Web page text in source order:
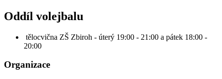
Oddíl volejbalu
tělocvična ZŠ Zbiroh - úterý 19:00 - 21:00 a pátek 18:00 -
20:00
Organizace